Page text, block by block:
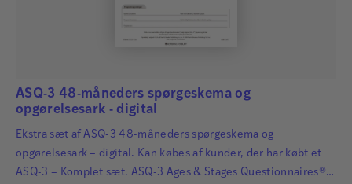
ASQ-3 48-måneders spørgeskema og
opgørelsesark - digital
Ekstra sæt af ASQ-3 48-måneders spørgeskema og
opgørelsesark – digital. Kan købes af kunder, der har købt et
ASQ-3 – Komplet sæt. ASQ-3 Ages & Stages Questionnaires®